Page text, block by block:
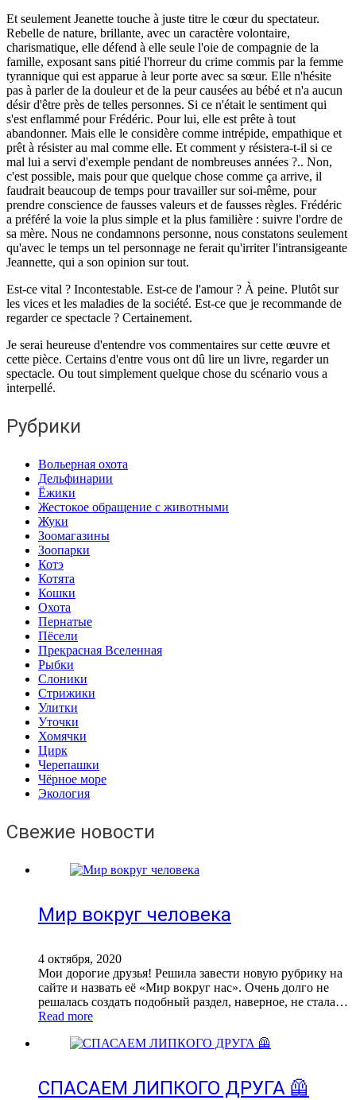
Et seulement Jeanette touche à juste titre le cœur du spectateur.
Rebelle de nature, brillante, avec un caractère volontaire,
charismatique, elle défend à elle seule l'oie de compagnie de la
famille, exposant sans pitié l'horreur du crime commis par la femme
tyrannique qui est apparue à leur porte avec sa sœur. Elle n'hésite
pas à parler de la douleur et de la peur causées au bébé et n'a aucun
désir d'être près de telles personnes. Si ce n'était le sentiment qui
s'est enflammé pour Frédéric. Pour lui, elle est prête à tout
abandonner. Mais elle le considère comme intrépide, empathique et
prêt à résister au mal comme elle. Et comment y résistera-t-il si ce
mal lui a servi d'exemple pendant de nombreuses années ?.. Non,
c'est possible, mais pour que quelque chose comme ça arrive, il
faudrait beaucoup de temps pour travailler sur soi-même, pour
prendre conscience de fausses valeurs et de fausses règles. Frédéric
a préféré la voie la plus simple et la plus familière : suivre l'ordre de
sa mère. Nous ne condamnons personne, nous constatons seulement
qu'avec le temps un tel personnage ne ferait qu'irriter l'intransigeante
Jeannette, qui a son opinion sur tout.
Est-ce vital ? Incontestable. Est-ce de l'amour ? À peine. Plutôt sur
les vices et les maladies de la société. Est-ce que je recommande de
regarder ce spectacle ? Certainement.
Je serai heureuse d'entendre vos commentaires sur cette œuvre et
cette pièce. Certains d'entre vous ont dû lire un livre, regarder un
spectacle. Ou tout simplement quelque chose du scénario vous a
interpellé.
Рубрики
Вольерная охота
Дельфинарии
Ёжики
Жестокое обращение с животными
Жуки
Зоомагазины
Зоопарки
Котэ
Котята
Кошки
Охота
Пернатые
Пёсели
Прекрасная Вселенная
Рыбки
Слоники
Стрижики
Улитки
Уточки
Хомячки
Цирк
Черепашки
Чёрное море
Экология
Свежие новости
Мир вокруг человека
4 октября, 2020
Мои дорогие друзья! Решила завести новую рубрику на
сайте и назвать её «Мир вокруг нас». Очень долго не
решалась создать подобный раздел, наверное, не стала…
Read more
СПАСАЕМ ЛИПКОГО ДРУГА 🦺